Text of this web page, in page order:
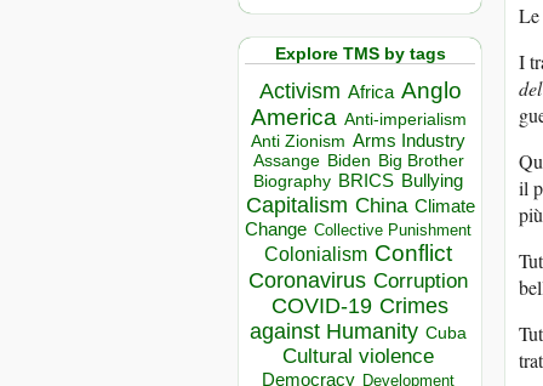
Explore TMS by tags
Activism Africa Anglo
America Anti-imperialism
Anti Zionism Arms Industry
Assange Biden Big Brother
Biography BRICS Bullying
Capitalism China Climate
Change Collective Punishment
Colonialism Conflict
Coronavirus Corruption
COVID-19 Crimes
against Humanity Cuba
Cultural violence
Democracy Development
Le
I
il